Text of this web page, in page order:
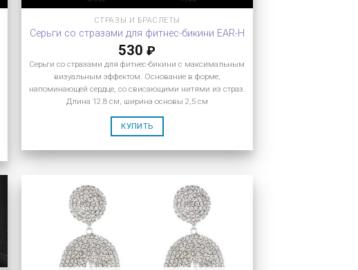
СТРАЗЫ И БРАСЛЕТЫ
Серьги со стразами для фитнес-бикини EAR-H
530₽
Серьги со стразами для фитнес-бикини с максимальным
визуальным эффектом. Основание в форме,
напоминающей сердце, со свисающими нитями из страз.
Длина 12.8 см, ширина основы 2,5 см
КУПИТЬ